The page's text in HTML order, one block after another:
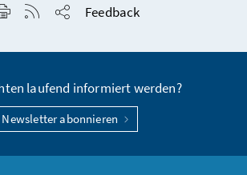
Seite drucken
RSS-Feed anzeigen
Feedback
laufend informiert werden?
Newsletter abonnieren